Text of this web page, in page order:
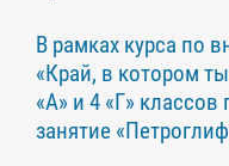
В рамках курса по
«Край, в котором
«А» и 4 «Г»
занятие